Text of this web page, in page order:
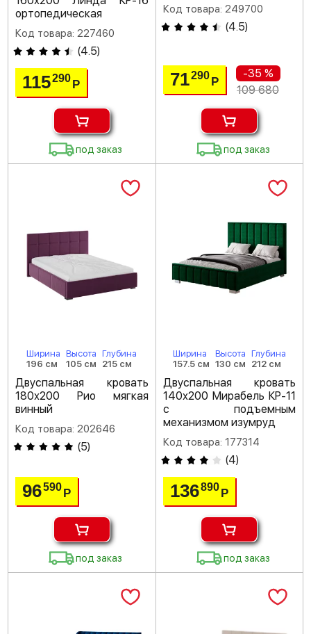
ортопедическая
Код товара: 227460
(4.5)
115290Р
под заказ
Код товара: 249700
(4.5)
71290 Р
-35 %
109 680
под заказ
Ширина
196 см
Высота
105 см
Глубина
215 см
Двуспальная кровать
180х200 Рио мягкая
винный
Код товара: 202646
(5)
96590Р
под заказ
Ширина
157.5 см
Высота
130 см
Глубина
212 см
Двуспальная кровать
140х200 Мирабель КР-11
с подъемным
механизмом изумруд
Код товара: 177314
(4)
136890 Р
под заказ